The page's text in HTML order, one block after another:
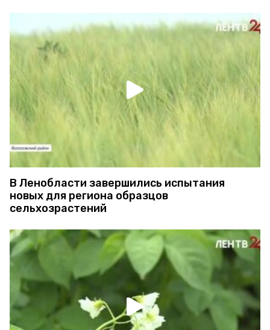
В Ленобласти завершились испытания
новых для региона образцов
сельхозрастений